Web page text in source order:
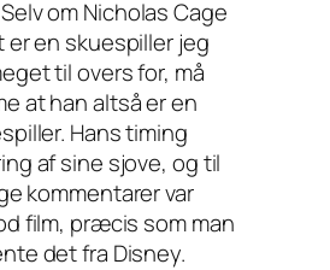
om Nicholas Cage
er en skuespiller jeg
til overs for, må
at han altså er en
Hans timing
af sine sjove, og til
kommentarer var
film, præcis som man
det fra Disney.